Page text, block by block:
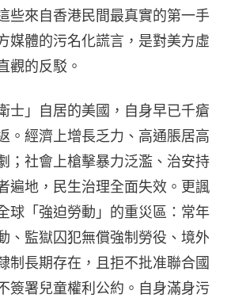
些來自香港民間最真實的第一手
媒體的污名化謊言，是對美方虛
觀的反駁。
士」自居的美國，自身早已千瘡
。經濟上增長乏力、高通脹居高
；社會上槍擊暴力泛濫、治安持
遍地，民生治理全面失效。更諷
球「強迫勞動」的重災區：常年
、監獄囚犯無償強制勞役、境外
制長期存在，且拒不批准聯合國
簽署兒童權利公約。自身滿身污